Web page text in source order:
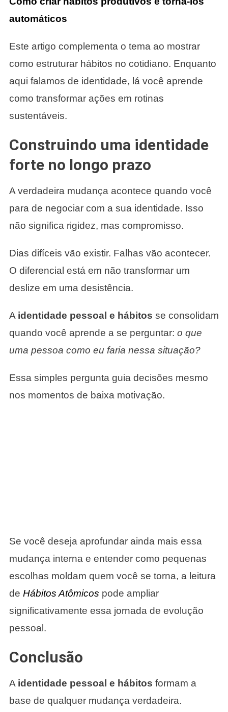
automáticos
Este artigo complementa o tema ao mostrar
como estruturar hábitos no cotidiano. Enquanto
aqui falamos de identidade, lá você aprende
como transformar ações em rotinas
sustentáveis.
Construindo uma identidade
forte no longo prazo
A verdadeira mudança acontece quando você
para de negociar com a sua identidade. Isso
não significa rigidez, mas compromisso.
Dias difíceis vão existir. Falhas vão acontecer.
O diferencial está em não transformar um
deslize em uma desistência.
A identidade pessoal e hábitos se consolidam
quando você aprende a se perguntar: o que
uma pessoa como eu faria nessa situação?
Essa simples pergunta guia decisões mesmo
nos momentos de baixa motivação.
Se você deseja aprofundar ainda mais essa
mudança interna e entender como pequenas
escolhas moldam quem você se torna, a leitura
de Hábitos Atômicos pode ampliar
significativamente essa jornada de evolução
pessoal.
Conclusão
A identidade pessoal e hábitos formam a
base de qualquer mudança verdadeira.